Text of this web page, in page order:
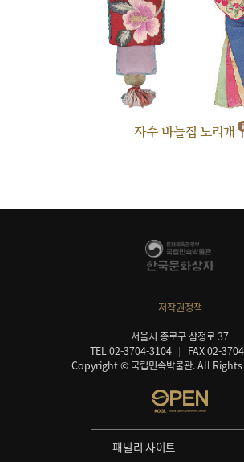
자수 바늘집 노리개
저작권정책
서울시 종로구 삼청로 37
TEL 02-3704-3104
FAX 02-
Copyright © 국립민속박물관. All
패밀리 사이트